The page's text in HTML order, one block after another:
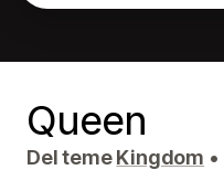
Queen
Del temeKingdom •